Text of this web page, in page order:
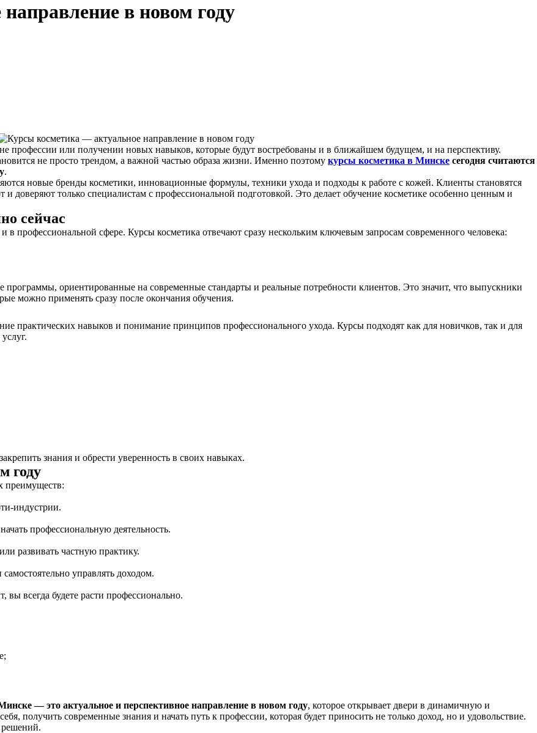
в новом году
профессии или получении новых навыков, которые будут востребованы и в ближайшем будущем, и на перспективу.
не просто трендом, а важной частью образа жизни. Именно поэтому курсы косметика в Минске сегодня считаются
.
новые бренды косметики, инновационные формулы, техники ухода и подходы к работе с кожей. Клиенты становятся
доверяют только специалистам с профессиональной подготовкой. Это делает обучение косметике особенно ценным и
сейчас
профессиональной сфере. Курсы косметика отвечают сразу нескольким ключевым запросам современного человека:
ориентированные на современные стандарты и реальные потребности клиентов. Это значит, что выпускники
можно применять сразу после окончания обучения.
практических навыков и понимание принципов профессионального ухода. Курсы подходят как для новичков, так и для
знания и обрести уверенность в своих навыках.
году
преимуществ:
индустрии.
профессиональную деятельность.
развивать частную практику.
управлять доходом.
вы всегда будете расти профессионально.
— это актуальное и перспективное направление в новом году, которое открывает двери в динамичную и
получить современные знания и начать путь к профессии, которая будет приносить не только доход, но и удовольствие.